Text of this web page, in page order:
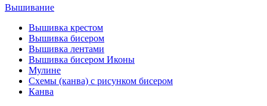
Вышивание
Вышивка крестом
Вышивка бисером
Вышивка лентами
Вышивка бисером Иконы
Мулине
Схемы (канва) с рисунком бисером
Канва